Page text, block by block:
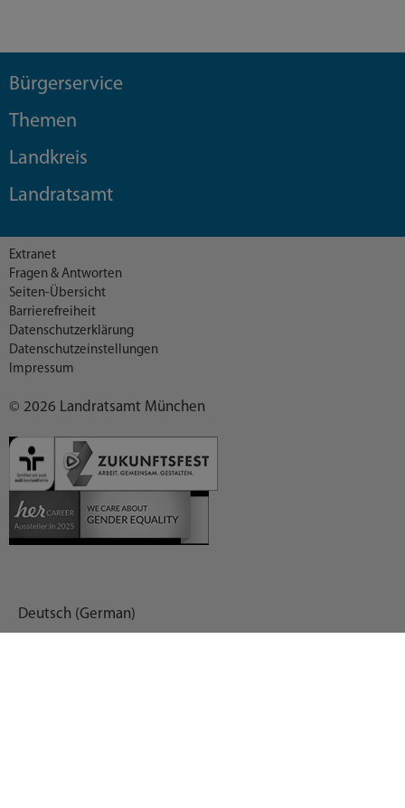
Bürgerservice
Themen
Landkreis
Landratsamt
© 2026 Landratsamt München
Extranet
Fragen & Antworten
Seiten-Übersicht
Barrierefreiheit
Datenschutzerklärung
Datenschutzeinstellungen
Impressum
Deutsch (German)